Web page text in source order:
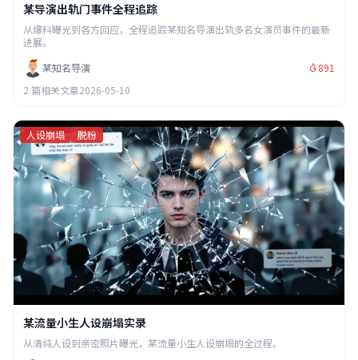
某导演出轨门事件全程追踪
从爆料曝光到各方回应，全程追踪某知名导演出轨多名女演员事件的最新
进展。
某知名导演
891
2 篇相关文章2026-05-10
人设崩塌 脱粉
某流量小生人设崩塌实录
从清纯人设到亲密照片曝光，某流量小生人设崩塌的全过程。